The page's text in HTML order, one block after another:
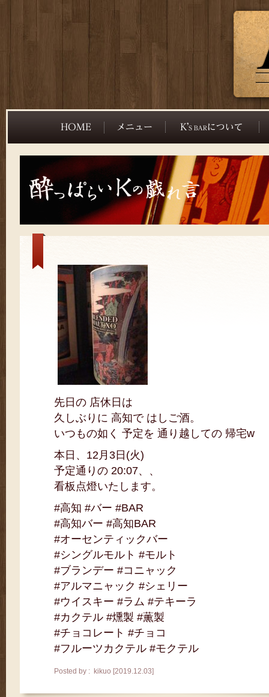
先日の 店休日は
久しぶりに 高知で はしご酒。
いつもの如く 予定を 通り越しての 帰宅w
本日、12月3日(火)
予定通りの 20:07、、
看板点燈いたします。
#高知 #バー #BAR
#高知バー #高知BAR
#オーセンティックバー
#シングルモルト #モルト
#ブランデー #コニャック
#アルマニャック #シェリー
#ウイスキー #ラム #テキーラ
#カクテル #燻製 #薫製
#チョコレート #チョコ
#フルーツカクテル #モクテル
Posted by : kikuo [2019.12.03]